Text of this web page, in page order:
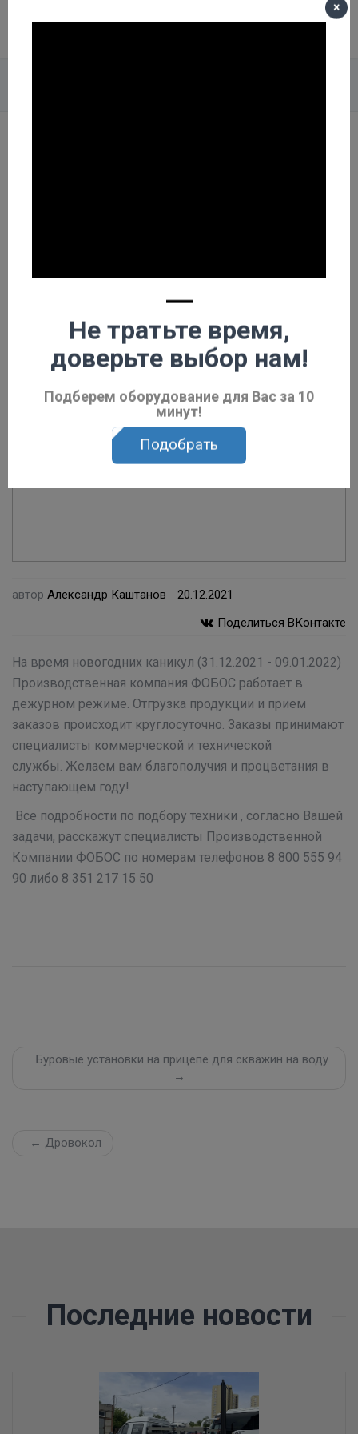
автор Александр Каштанов
20.12.2021
Поделиться ВКонтакте
На время новогодних каникул (31.12.2021 - 09.01.2022)
Производственная компания ФОБОС работает в
дежурном режиме. Отгрузка продукции и прием
заказов происходит круглосуточно. Заказы принимают
специалисты коммерческой и технической
службы. Желаем вам благополучия и процветания в
наступающем году!
Все подробности по подбору техники , согласно Вашей
задачи, расскажут специалисты Производственной
Компании ФОБОС по номерам телефонов 8 800 555 94
90 либо 8 351 217 15 50
Буровые установки на прицепе для скважин на воду
→
← Дровокол
Последние новости
×
—
Не тратьте время,
доверьте выбор нам!
Подберем оборудование для Вас за 10
минут!
Подобрать